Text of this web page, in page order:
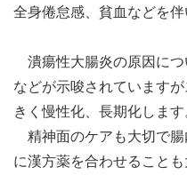
全身倦怠感、貧血などを伴
潰瘍性大腸炎の原因につ
などが示唆されています
きく慢性化、長期化します
精神面のケアも大切で腸
に漢方薬を合わせること